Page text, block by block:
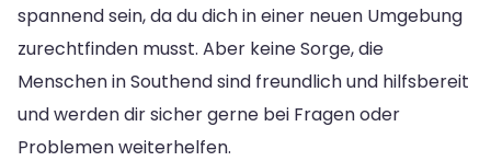
spannend sein, da du dich in einer neuen Umgebung
zurechtfinden musst. Aber keine Sorge, die
Menschen in Southend sind freundlich und hilfsbereit
und werden dir sicher gerne bei Fragen oder
Problemen weiterhelfen.